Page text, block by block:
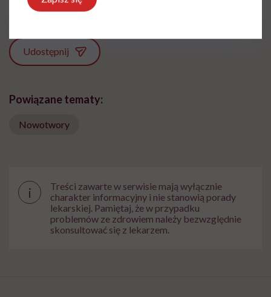
Zobacz profil
Udostępnij
Powiązane tematy:
Nowotwory
i
Treści zawarte w serwisie mają wyłącznie
charakter informacyjny i nie stanowią porady
lekarskiej. Pamiętaj, że w przypadku
problemów ze zdrowiem należy bezwzględnie
skonsultować się z lekarzem.